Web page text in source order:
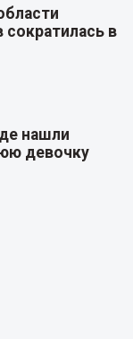
сократилась в
нашли
девочку